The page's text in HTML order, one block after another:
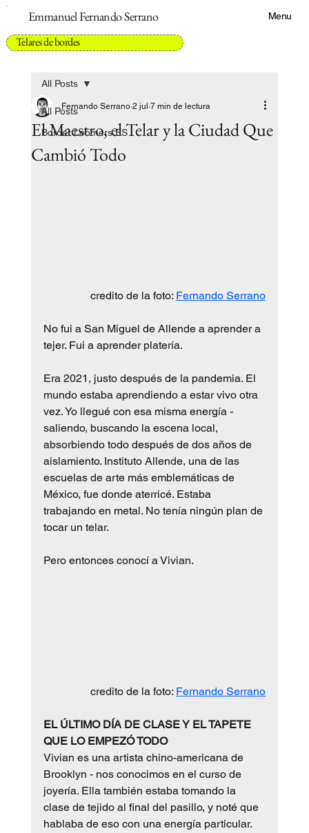
Emmanuel Fernando Serrano Menu
Telares de bordes
All Posts
Border Loomers ES
All Posts
El Maestro, el Telar y la Ciudad Que
Cambió Todo
Fernando Serrano 2 jul 7 min de lectura
credito de la foto: Fernando Serrano
No fui a San Miguel de Allende a aprender a
tejer. Fui a aprender platería.
Era 2021, justo después de la pandemia. El
mundo estaba aprendiendo a estar vivo otra
vez. Yo llegué con esa misma energía -
saliendo, buscando la escena local,
absorbiendo todo después de dos años de
aislamiento. Instituto Allende, una de las
escuelas de arte más emblemáticas de
México, fue donde aterricé. Estaba
trabajando en metal. No tenía ningún plan de
tocar un telar.
Pero entonces conocí a Vivian.
credito de la foto: Fernando Serrano
EL ÚLTIMO DÍA DE CLASE Y EL TAPETE
QUE LO EMPEZÓ TODO
Vivian es una artista chino-americana de
Brooklyn - nos conocimos en el curso de
joyería. Ella también estaba tomando la
clase de tejido al final del pasillo, y noté que
hablaba de eso con una energía particular.